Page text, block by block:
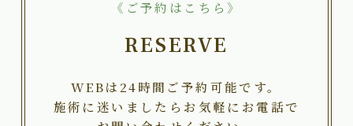
《ご予約はこちら》
RESERVE
WEBは24時間ご予約可能です。
施術に迷いましたらお気軽にお電話で